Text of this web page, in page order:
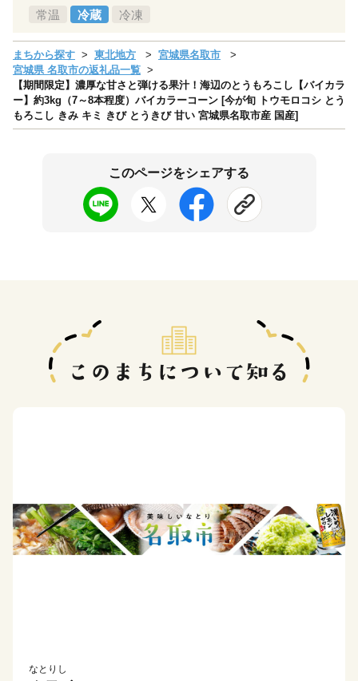
常温 冷蔵 冷凍
まちから探す 東北地方
宮城県名取市
宮城県 名取市の返礼品一覧
【期間限定】濃厚な甘さと弾ける果汁！海辺のとうもろこし【バイカラ
ー】約3kg（7～8本程度）バイカラーコーン [今が旬 トウモロコシ とう
もろこし きみ キミ きび とうきび 甘い 宮城県名取市産 国産]
このページをシェアする
なとりし